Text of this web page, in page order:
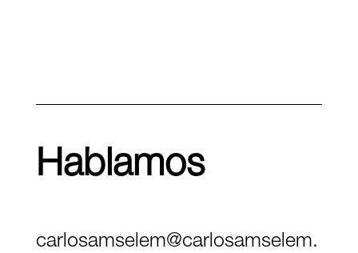
Hablamos
carlosamselem@carlosamselem.